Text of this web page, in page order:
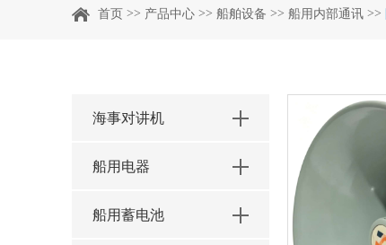
首页 >> 产品中心 >> 船舶设备 >> 船用内部通讯 >>
海事对讲机
船用电器
船用蓄电池